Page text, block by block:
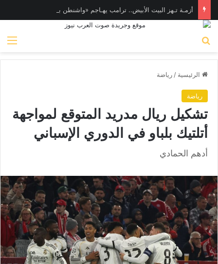
الرئيسية / رياضة
رياضة
تشكيل ريال مدريد المتوقع لمواجهة
أتلتيك بلباو في الدوري الإسباني
أدهم الحمادي